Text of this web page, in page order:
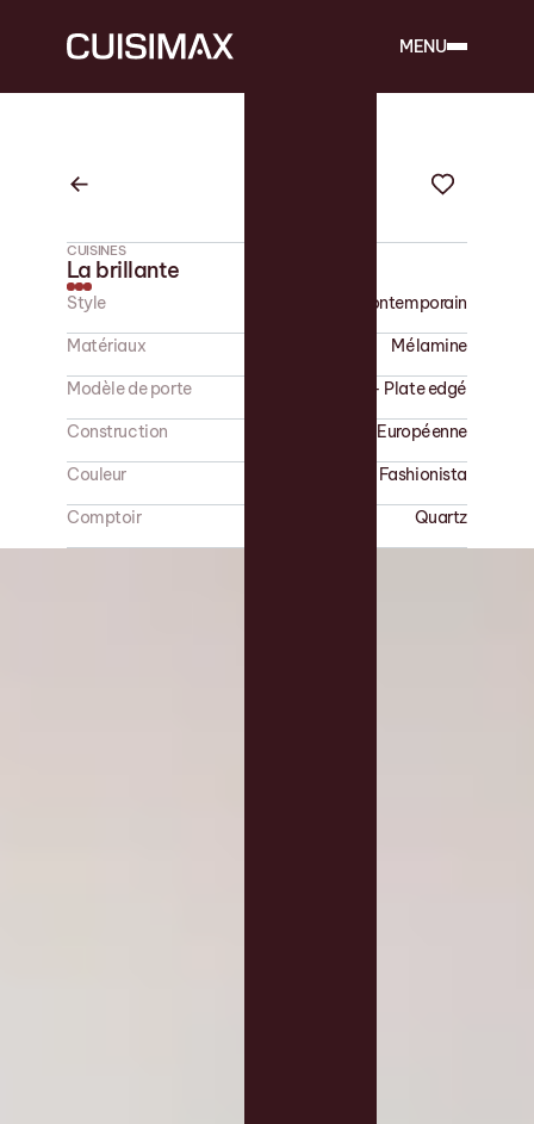
MENU
CUISINES
La brillante
Style
Contemporain
Matériaux
Mélamine
Modèle de porte
Slim shaker - Plate edgé
Construction
Européenne
Couleur
Blanc - Fashionista
Comptoir
Quartz